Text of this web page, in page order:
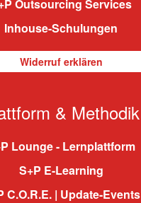
Outsourcing Services
Inhouse-Schulungen
Widerruf erklären
& Methodik
Lounge - Lernplattform
S+P E-Learning
C.O.R.E. | Update-Events